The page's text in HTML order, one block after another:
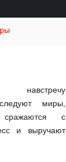
навстречу
миры,
сражаются с
и выручают